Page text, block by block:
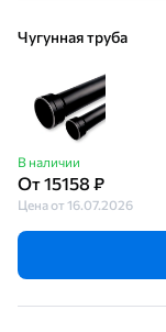
Чугунная труба
В наличии
От 15158 ₽
Цена от 16.07.2026